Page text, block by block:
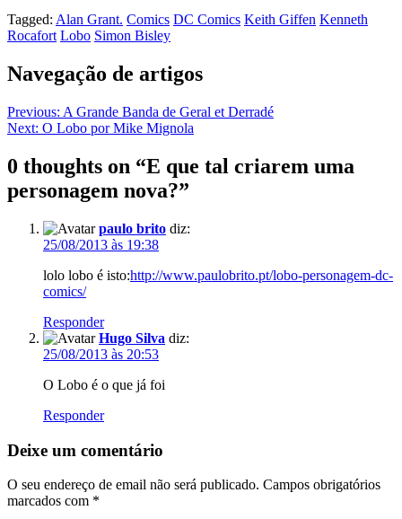
Tagged: Alan Grant. Comics DC Comics Keith Giffen Kenneth
Rocafort Lobo Simon Bisley
Navegação de artigos
Previous: A Grande Banda de Geral et Derradé
Next: O Lobo por Mike Mignola
0 thoughts on “E que tal criarem uma
personagem nova?”
paulo brito diz:
25/08/2013 às 19:38
lolo lobo é isto:http://www.paulobrito.pt/lobo-personagem-dc-
comics/
Responder
Hugo Silva diz:
25/08/2013 às 20:53
O Lobo é o que já foi
Responder
Deixe um comentário
O seu endereço de email não será publicado. Campos obrigatórios
marcados com *